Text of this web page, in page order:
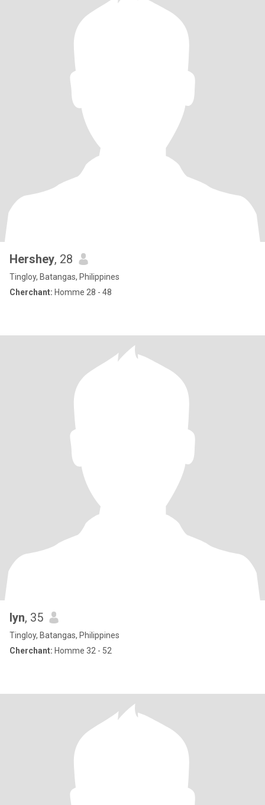
Hershey, 28
Tingloy, Batangas, Philippines
Cherchant: Homme 28 - 48
lyn, 35
Tingloy, Batangas, Philippines
Cherchant: Homme 32 - 52